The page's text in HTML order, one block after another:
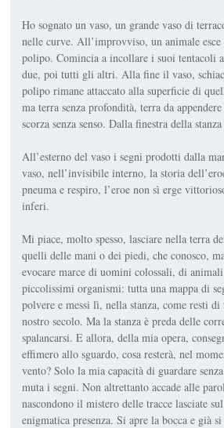
Ho sognato un vaso, un grande vaso di
nelle curve. All’improvviso, un animale esce
polipo. Comincia a incollare i suoi tentacoli
due, poi tutti gli altri. Alla fine il vaso,
polipo rimane attaccato alla superficie di
ma terra senza profondità, terra da
scorza senza senso. Dalla finestra della
All’esterno del vaso i segni prodotti dalla
vaso, nell’invisibile interno, la storia
pneuma e respiro, l’eroe non sì erge
inferi.
Mi piace, molto spesso, lasciare nella terra
quelli delle mani o dei piedi, che conosco,
evocare marce di uomini colossali, di
piccolissimi organismi: tutta una mappa di
polvere e messi lì, nella stanza, come resti
nostro secolo. Ma la stanza è preda delle
spalancarsi. E allora, della mia opera,
effimero allo sguardo, cosa resterà, nel
vento? Solo la mia capacità di guardare
muta i segni. Non altrettanto accade alle
nascondono il mistero delle tracce lasciate
enigmatica presenza. Si apre la bocca e già